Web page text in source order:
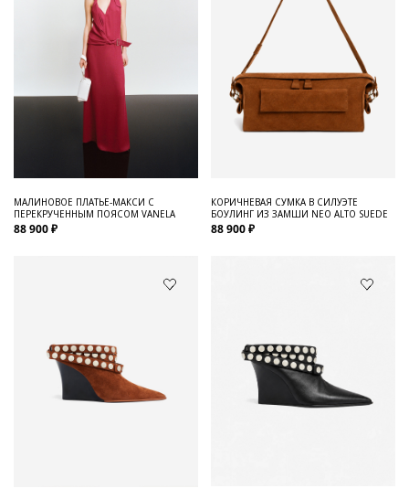
МАЛИНОВОЕ ПЛАТЬЕ-МАКСИ С
ПЕРЕКРУЧЕННЫМ ПОЯСОМ VANELA
88 900 ₽
КОРИЧНЕВАЯ СУМКА В СИЛУЭТЕ
БОУЛИНГ ИЗ ЗАМШИ NEO ALTO SUEDE
88 900 ₽